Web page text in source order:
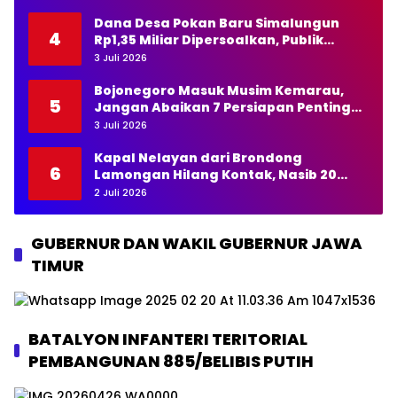
4
Dana Desa Pokan Baru Simalungun
Rp1,35 Miliar Dipersoalkan, Publik
Pertanyakan Transparansi Kades
3 Juli 2026
5
Bojonegoro Masuk Musim Kemarau,
Jangan Abaikan 7 Persiapan Penting
Ini
3 Juli 2026
6
Kapal Nelayan dari Brondong
Lamongan Hilang Kontak, Nasib 20
Awak Masih Dicari
2 Juli 2026
GUBERNUR DAN WAKIL GUBERNUR JAWA
TIMUR
BATALYON INFANTERI TERITORIAL
PEMBANGUNAN 885/BELIBIS PUTIH